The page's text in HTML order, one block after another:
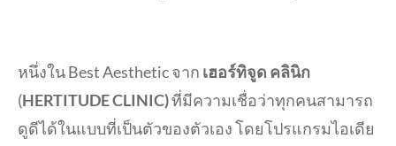
หนึ่งใน Best Aesthetic จาก เฮอร์ทิจูด คลินิก
(HERTITUDE CLINIC)ที่มีความเชื่อว่าทุกคนสามารถ
ดูดีได้ในแบบที่เป็นตัวของตัวเอง โดยโปรแกรมไอเดีย